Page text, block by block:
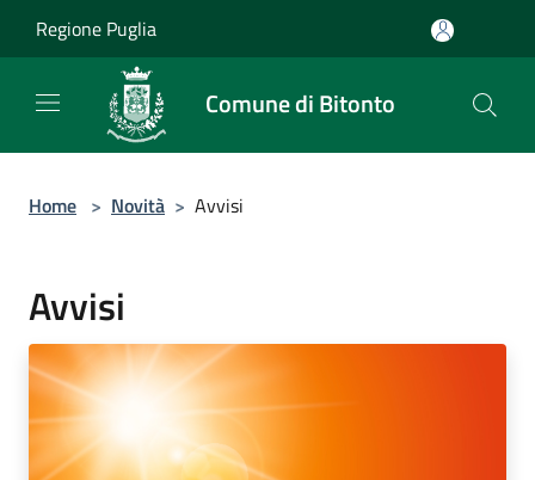
Regione Puglia
Comune di Bitonto
Home > Novità > Avvisi
Avvisi